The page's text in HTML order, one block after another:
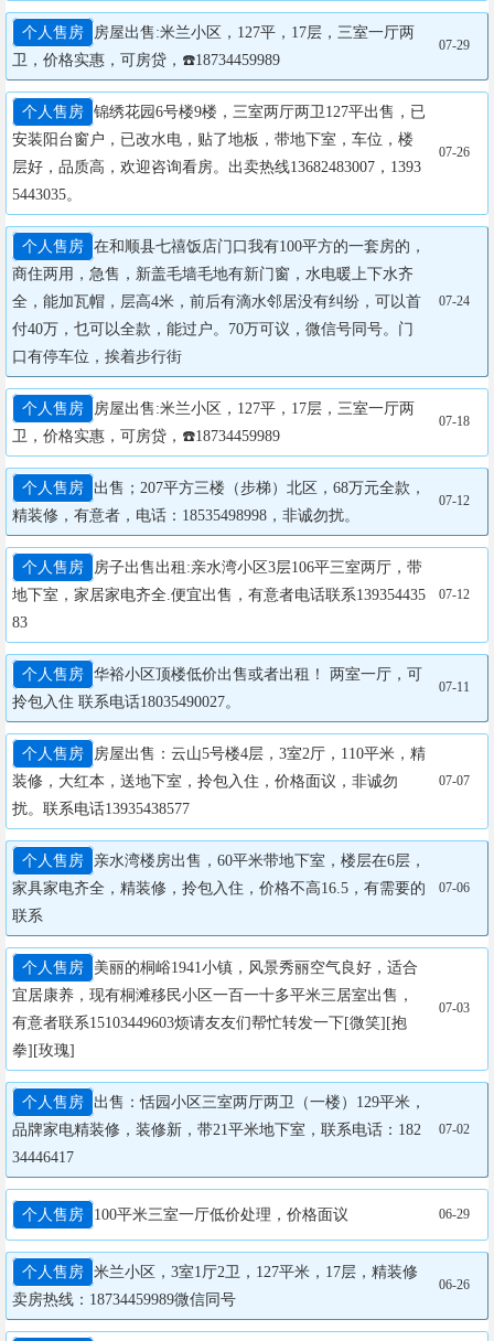
个人售房
​房屋出售:米兰小区，127平，17层，三室一厅两
卫，价格实惠，可房贷，☎️18734459989
07-29
个人售房 锦绣花园6号楼9楼，三室两厅两卫127平出售，已
安装阳台窗户，已改水电，贴了地板，带地下室，车位，楼
层好，品质高，欢迎咨询看房。出卖热线13682483007，1393
5443035。
07-26
个人售房 在和顺县七禧饭店门口我有100平方的一套房的，
商住两用，急售，新盖毛墙毛地有新门窗，水电暖上下水齐
全，能加瓦帽，层高4米，前后有滴水邻居没有纠纷，可以首
付40万，乜可以全款，能过户。70万可议，微信号同号。门
口有停车位，挨着步行街
07-24
个人售房
​房屋出售:米兰小区，127平，17层，三室一厅两
卫，价格实惠，可房贷，☎️18734459989
07-18
个人售房
出售；207平方三楼（步梯）北区，68万元全款，
精装修，有意者，电话：18535498998，非诚勿扰。
07-12
个人售房
房子出售出租:亲水湾小区3层106平三室两厅，带
地下室，家居家电齐全.便宜出售，有意者电话联系139354435
83
07-12
个人售房 华裕小区顶楼低价出售或者出租！ 两室一厅，可
拎包入住 联系电话18035490027。
07-11
个人售房
房屋出售：云山5号楼4层，3室2厅，110平米，精
装修，大红本，送地下室，拎包入住，价格面议，非诚勿
扰。联系电话13935438577
07-07
个人售房
亲水湾楼房出售，60平米带地下室，楼层在6层，
家具家电齐全，精装修，拎包入住，价格不高16.5，有需要的
联系
07-06
个人售房
美丽的桐峪1941小镇，风景秀丽空气良好，适合
宜居康养，现有桐滩移民小区一百一十多平米三居室出售，
有意者联系15103449603烦请友友们帮忙转发一下[微笑][抱
拳][玫瑰]
07-03
个人售房
出售：恬园小区三室两厅两卫（一楼）129平米，
品牌家电精装修，装修新，带21平米地下室，联系电话：182
34446417
07-02
个人售房 100平米三室一厅低价处理，价格面议 06-29
个人售房 米兰小区，3室1厅2卫，127平米，17层，精装修
卖房热线：18734459989微信同号
06-26